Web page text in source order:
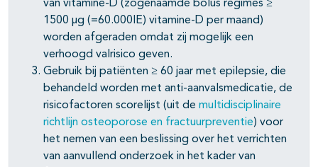
van vitamine-D (zogenaamde bolus regimes ≥
1500 µg (=60.000IE) vitamine-D per maand)
worden afgeraden omdat zij mogelijk een
verhoogd valrisico geven.
Gebruik bij patiënten ≥ 60 jaar met epilepsie, die
behandeld worden met anti-aanvalsmedicatie, de
risicofactoren scorelijst (uit de multidisciplinaire
richtlijn osteoporose en fractuurpreventie) voor
het nemen van een beslissing over het verrichten
van aanvullend onderzoek in het kader van